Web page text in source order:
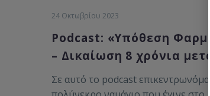
24 Οκτωβρίου 2023
Podcast: «Υπόθεση
– Δικαίωση 8 χρόνια
Σε αυτό το podcast